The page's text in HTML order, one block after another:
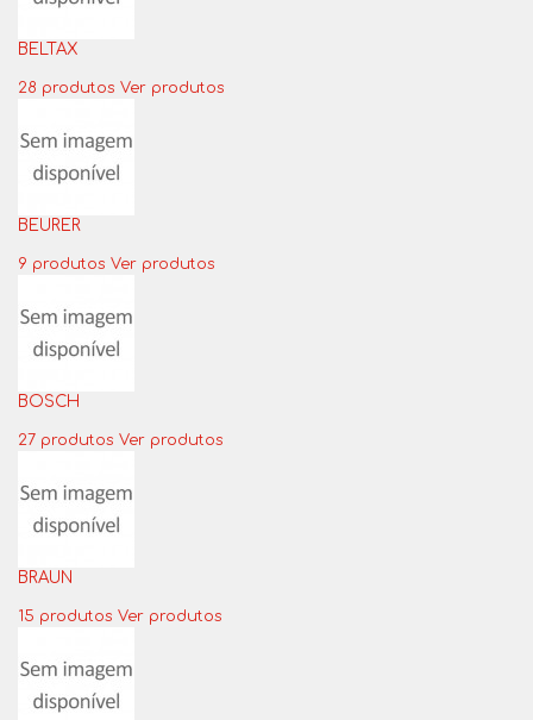
BELTAX
28 produtos Ver produtos
BEURER
9 produtos Ver produtos
BOSCH
27 produtos Ver produtos
BRAUN
15 produtos Ver produtos